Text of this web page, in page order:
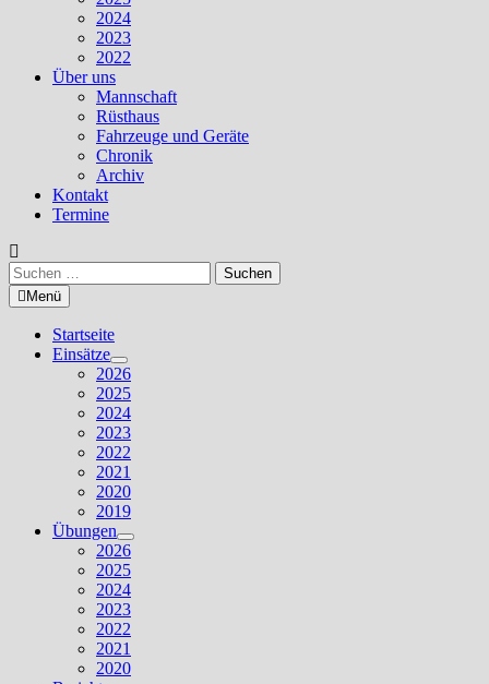
2024
2023
2022
Über uns
Mannschaft
Rüsthaus
Fahrzeuge und Geräte
Chronik
Archiv
Kontakt
Termine
Suchen
nach:Menü
Startseite
Einsätze
Untermenü
anzeigen
2026
2025
2024
2023
2022
2021
2020
2019
Übungen
Untermenü
anzeigen
2026
2025
2024
2023
2022
2021
2020